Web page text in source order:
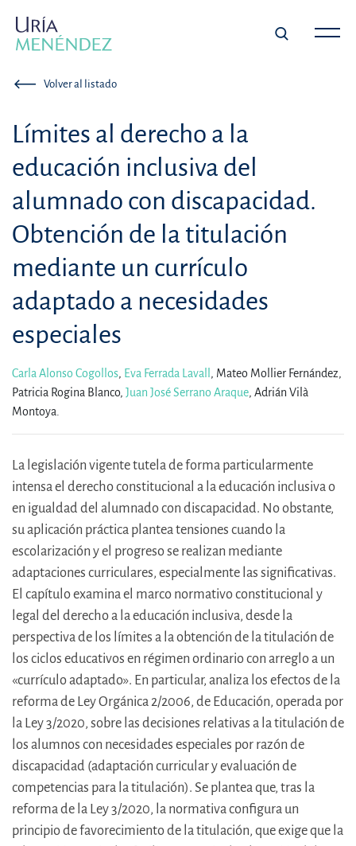
Volver al listado
Límites al derecho a la
educación inclusiva del
alumnado con discapacidad.
Obtención de la titulación
mediante un currículo
adaptado a necesidades
especiales
Carla Alonso Cogollos, Eva Ferrada Lavall , Mateo Mollier Fernández,
Patricia Rogina Blanco, Juan José Serrano Araque, Adrián Vilà
Montoya.
La legislación vigente tutela de forma particularmente
intensa el derecho constitucional a la educación inclusiva o
en igualdad del alumnado con discapacidad. No obstante,
su aplicación práctica plantea tensiones cuando la
escolarización y el progreso se realizan mediante
adaptaciones curriculares, especialmente las significativas.
El capítulo examina el marco normativo constitucional y
legal del derecho a la educación inclusiva, desde la
perspectiva de los límites a la obtención de la titulación de
los ciclos educativos en régimen ordinario con arreglo a un
«currículo adaptado». En particular, analiza los efectos de la
reforma de Ley Orgánica 2/2006, de Educación, operada por
la Ley 3/2020, sobre las decisiones relativas a la titulación de
los alumnos con necesidades especiales por razón de
discapacidad (adaptación curricular y evaluación de
competencias para la titulación). Se plantea que, tras la
reforma de la Ley 3/2020, la normativa configura un
principio de favorecimiento de la titulación, que exige que la